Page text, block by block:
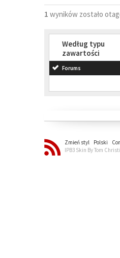
1 wyników zostało
Według typu
zawartości
Forums
Zmień styl Polski
IPB3 Skin By Tom